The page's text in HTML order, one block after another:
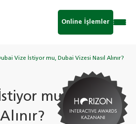
Online İşlemler
Vize İstiyor mu, Dubai Vizesi Nasıl Alınır?
mu, Dubai